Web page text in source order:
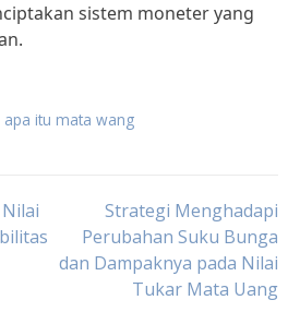
sistem moneter yang
apa itu mata wang
Strategi Menghadapi
Perubahan Suku Bunga
dan Dampaknya pada Nilai
Tukar Mata Uang